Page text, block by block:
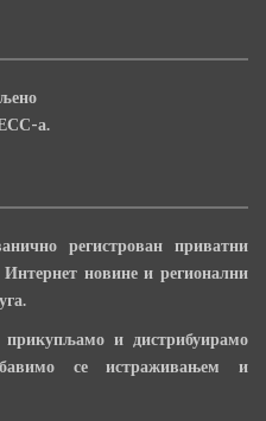
а.
регистрован приватни
новине и регионални
и дистрибуирамо
се истраживањем и